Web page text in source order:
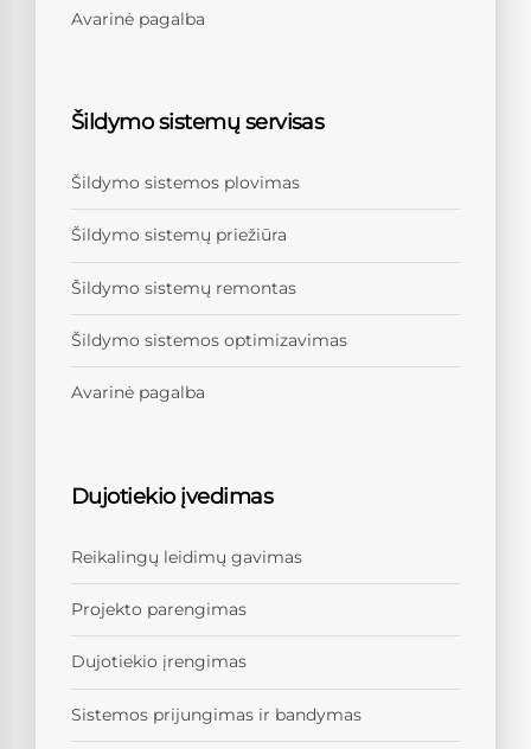
Avarinė pagalba
Šildymo sistemų servisas
Šildymo sistemos plovimas
Šildymo sistemų priežiūra
Šildymo sistemų remontas
Šildymo sistemos optimizavimas
Avarinė pagalba
Dujotiekio įvedimas
Reikalingų leidimų gavimas
Projekto parengimas
Dujotiekio įrengimas
Sistemos prijungimas ir bandymas